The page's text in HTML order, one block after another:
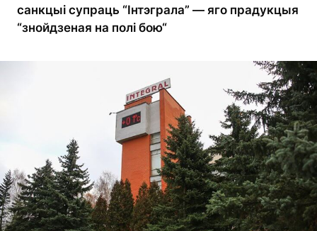
санкцыі супраць “Інтэграла” — яго прадукцыя
“знойдзеная на полі бою“